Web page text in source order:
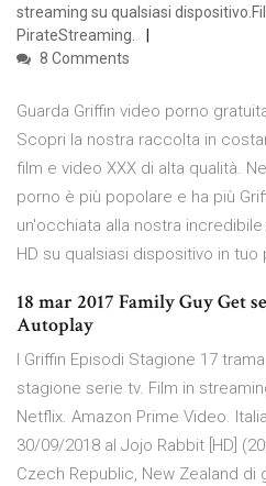
streaming su qualsiasi
PirateStreaming.
8 Comments
Guarda Griffin video porno
Scopri la nostra raccolta in
film e video XXX di alta qualità.
porno è più popolare e ha più
un'occhiata alla nostra
HD su qualsiasi dispositivo in tuo
18 mar 2017 Family Guy Get
Autoplay
I Griffin Episodi Stagione 17
stagione serie tv. Film in
Netflix. Amazon Prime Video.
30/09/2018 al Jojo Rabbit [HD]
Czech Republic, New Zealand di